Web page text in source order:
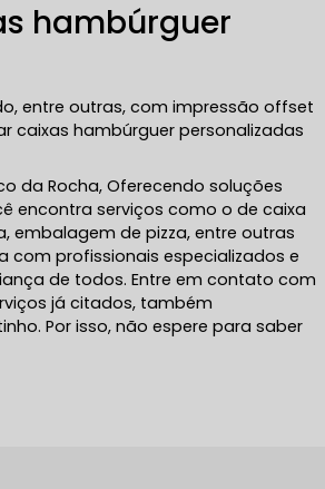
hambúrguer
entre outras, com impressão offset
caixas hambúrguer personalizadas
da Rocha, Oferecendo soluções
encontra serviços como o de caixa
embalagem de pizza, entre outras
profissionais especializados e
de todos. Entre em contato com
já citados, também
Por isso, não espere para saber